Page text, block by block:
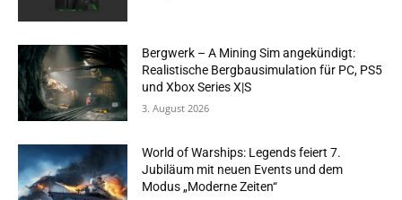
Bergwerk – A Mining Sim angekündigt:
Realistische Bergbausimulation für PC, PS5
und Xbox Series X|S
3. August 2026
World of Warships: Legends feiert 7.
Jubiläum mit neuen Events und dem
Modus „Moderne Zeiten“